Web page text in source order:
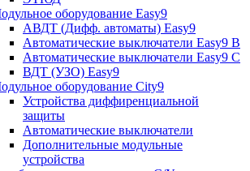
оборудование Easy9
АВДТ (Дифф. автоматы) Easy9
Автоматические выключатели Easy9 В
Автоматические выключатели Easy9 С
ВДТ (УЗО) Easy9
оборудование City9
Устройства диффиренциальной
защиты
Автоматические выключатели
Дополнительные модульные
устройства